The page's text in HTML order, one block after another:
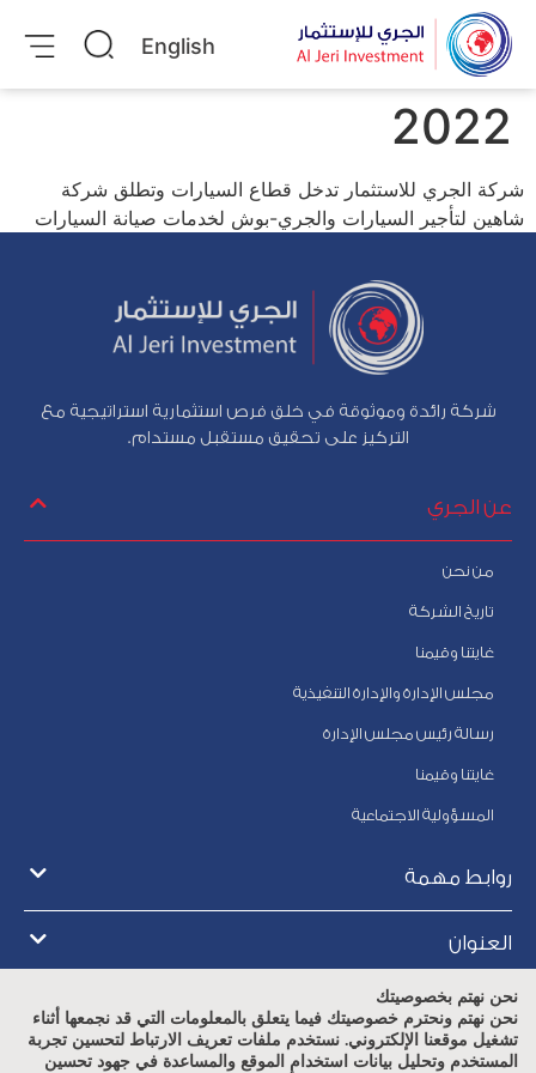
English
2022
شركة الجري للاستثمار تدخل قطاع السيارات وتطلق شركة
شاهين لتأجير السيارات والجري-بوش لخدمات صيانة السيارات
شركة رائدة وموثوقة في خلق فرص استثمارية استراتيجية مع
التركيز على تحقيق مستقبل مستدام.
عن الجري
من نحن
تاريخ الشركة
غايتنا وقيمنا
مجلس الإدارة والإدارة التنفيذية
رسالة رئيس مجلس الإدارة
غايتنا وقيمنا
المسؤولية الاجتماعية
روابط مهمة
العنوان
أوقات العمل
نحن نهتم بخصوصيتك
نحن نهتم ونحترم خصوصيتك فيما يتعلق بالمعلومات التي قد نجمعها أثناء
تشغيل موقعنا الإلكتروني. نستخدم ملفات تعريف الارتباط لتحسين تجربة
المستخدم وتحليل بيانات استخدام الموقع والمساعدة في جهود تحسين